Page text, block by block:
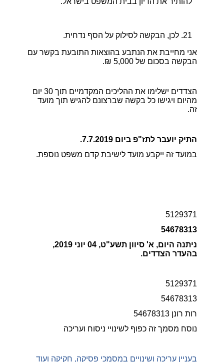
לכן, הבקשה לסילוק על הסף נדחית.
אני מחייבת את הנתבע בהוצאות התובעת בקשר עם
הבקשה בסכום של 5,000 ₪.
הצדדים ישלימו את ההליכים המקדמיים תוך 30 יום
מהיום ויגישו כל בקשה שברצונם להגיש תוך מועד
זה.
התיק יועבר לתז"פ ביום 7.7.2019.
במועד זה ייקבע מועד לישיבת קדם משפט נוספת.
5129371
54678313
ניתנה היום, א' סיוון תשע"ט, 04 יוני 2019,
בהעדר הצדדים.
5129371
54678313
רות רונן 54678313
נוסח מסמך זה כפוף לשינויי ניסוח ועריכה
בעניין עריכה ושינויים במסמכי פסיקה, חקיקה ועוד